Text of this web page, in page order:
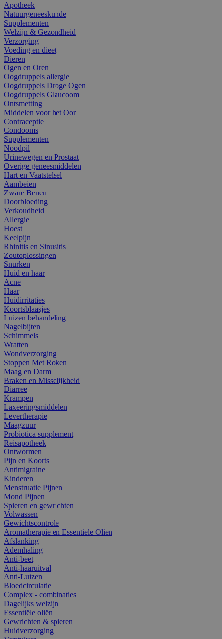
Apotheek
Natuurgeneeskunde
Supplementen
Welzijn & Gezondheid
Verzorging
Voeding en dieet
Dieren
Ogen en Oren
Oogdruppels allergie
Oogdruppels Droge Ogen
Oogdruppels Glaucoom
Ontsmetting
Middelen voor het Oor
Contraceptie
Condooms
Supplementen
Noodpil
Urinewegen en Prostaat
Overige geneesmiddelen
Hart en Vaatstelsel
Aambeien
Zware Benen
Doorbloeding
Verkoudheid
Allergie
Hoest
Keelpijn
Rhinitis en Sinusitis
Zoutoplossingen
Snurken
Huid en haar
Acne
Haar
Huidirritaties
Koortsblaasjes
Luizen behandeling
Nagelbijten
Schimmels
Wratten
Wondverzorging
Stoppen Met Roken
Maag en Darm
Braken en Misselijkheid
Diarree
Krampen
Laxeeringsmiddelen
Levertherapie
Maagzuur
Probiotica supplement
Reisapotheek
Ontwormen
Pijn en Koorts
Antimigraine
Kinderen
Menstruatie Pijnen
Mond Pijnen
Spieren en gewrichten
Volwassen
Gewichtscontrole
Aromatherapie en Essentiele Olien
Afslanking
Ademhaling
Anti-beet
Anti-haaruitval
Anti-Luizen
Bloedcirculatie
Complex - combinaties
Dagelijks welzijn
Essentiële oliën
Gewrichten & spieren
Huidverzorging